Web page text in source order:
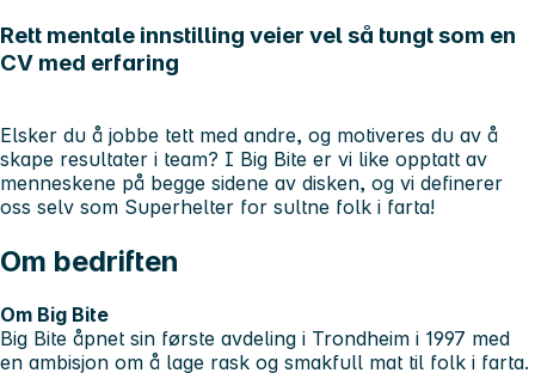
Rett mentale innstilling veier vel så tungt som en
CV med erfaring
Elsker du å jobbe tett med andre, og motiveres du av å
skape resultater i team? I Big Bite er vi like opptatt av
menneskene på begge sidene av disken, og vi definerer
oss selv som Superhelter for sultne folk i farta!
Om bedriften
Om Big Bite
Big Bite åpnet sin første avdeling i Trondheim i 1997 med
en ambisjon om å lage rask og smakfull mat til folk i farta.